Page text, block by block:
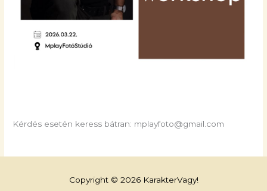
Kérdés esetén keress bátran: mplayfoto@gmail.com
Copyright © 2026 KarakterVagy!